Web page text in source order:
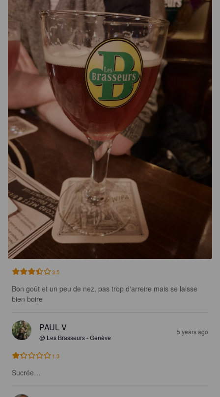
3.5
Bon goût et un peu de nez, pas trop d'arreire mais se laisse
bien boire
PAUL V
@ Les Brasseurs - Genève
5 years ago
1.3
Sucrée…